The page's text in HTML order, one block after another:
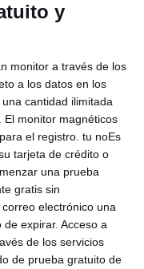
y
monitor a través de los
a los datos en los
cantidad ilimitada
monitor magnéticos
el registro. tu noEs
tarjeta de crédito o
una prueba
gratis sin
electrónico una
expirar. Acceso a
de los servicios
de prueba gratuito de